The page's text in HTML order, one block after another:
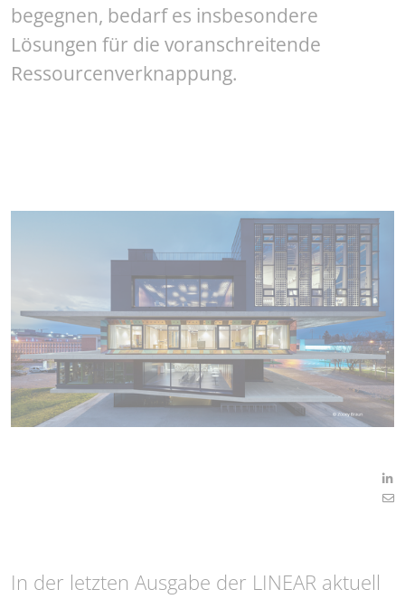
begegnen, bedarf es insbesondere
Lösungen für die voranschreitende
Ressourcenverknappung.
In der letzten Ausgabe der LINEAR aktuell